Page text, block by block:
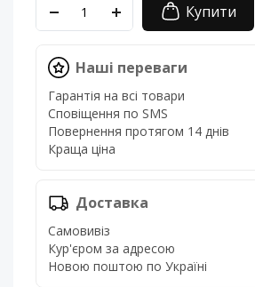
Купити
Наші переваги
Гарантія на всі товари
Сповіщення по SMS
Повернення протягом 14 днів
Краща ціна
Доставка
Самовивіз
Кур'єром за адресою
Новою поштою по Україні